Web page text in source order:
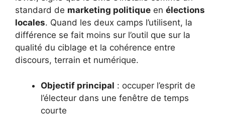
standard de marketing politique en élections
locales. Quand les deux camps l’utilisent, la
différence se fait moins sur l’outil que sur la
qualité du ciblage et la cohérence entre
discours, terrain et numérique.
Objectif principal : occuper l’esprit de
l’électeur dans une fenêtre de temps
courte